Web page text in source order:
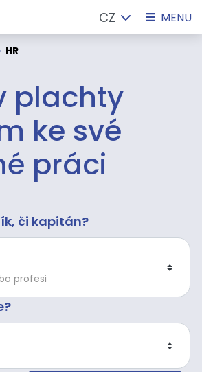
HR
plachty
ke své
práci
či kapitán?
MENU
CZ